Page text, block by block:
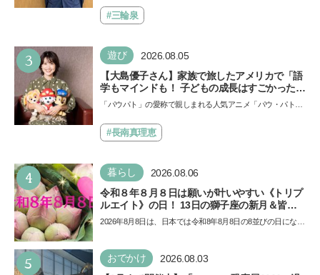
も…#三輪泉
3 遊び 2026.08.05
【大島優子さん】家族で旅したアメリカで「語
学もマインドも！ 子どもの成長はすごかった」
声優をつとめた映画『パウ・パトロール ザ・ダ
できると子どもに知ってほしい
「パウパト」の愛称で親しまれる人気アニメ「パウ・パトロ
ザ…#長南真理恵
4 暮らし 2026.08.06
令和８年８月８日は願いが叶いやすい《トリプ
ルエイト》の日！ 13日の獅子座の新月＆皆既
日食の影響にも注目
2026年8月8日は、日本では令和8年8月8日の8並びの日になり
て…
5 おでかけ 2026.08.03